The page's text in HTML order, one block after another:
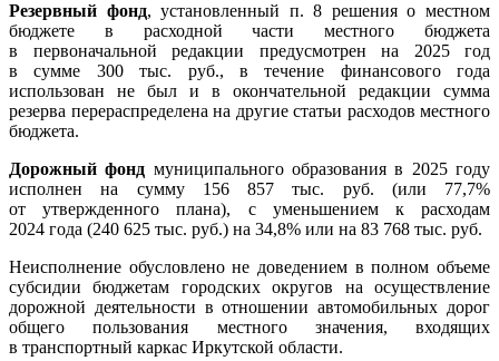
Резервный фонд, установленный п. 8 решения о местном
бюджете в расходной части местного бюджета
в первоначальной редакции предусмотрен на 2025 год
в сумме 300 тыс. руб., в течение финансового года
использован не был и в окончательной редакции сумма
резерва перераспределена на другие статьи расходов местного
бюджета.
Дорожный фонд муниципального образования в 2025 году
исполнен на сумму 156 857 тыс. руб. (или 77,7%
от утвержденного плана), с уменьшением к расходам
2024 года (240 625 тыс. руб.) на 34,8% или на 83 768 тыс. руб.
Неисполнение обусловлено не доведением в полном объеме
субсидии бюджетам городских округов на осуществление
дорожной деятельности в отношении автомобильных дорог
общего пользования местного значения, входящих
в транспортный каркас Иркутской области.